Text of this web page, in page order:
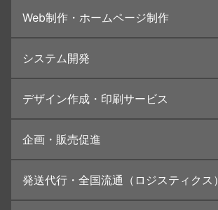
Web制作・ホームページ制作
ランディングページ制作
インターネット広告代行
UI・UXデザイン設計
システム開発
デザイン作成・印刷サービス
カタログデザインの制作・印刷
学校・会社案内パンフレット制作・印刷
高精細印刷（スブリマ印刷）
企画・販売促進
ブランディング戦略
発送代行・全国流通（ロジスティクス）